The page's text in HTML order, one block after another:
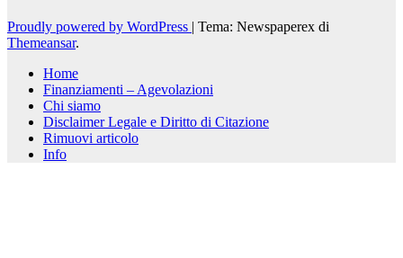
Proudly powered by WordPress | Tema: Newspaperex di
Themeansar.
Home
Finanziamenti – Agevolazioni
Chi siamo
Disclaimer Legale e Diritto di Citazione
Rimuovi articolo
Info